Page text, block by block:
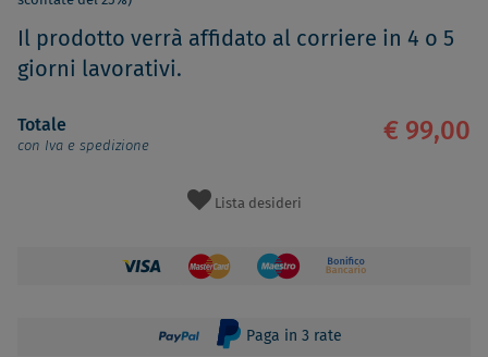
Il prodotto verrà affidato al corriere in 4 o 5
giorni lavorativi.
Totale
con Iva e spedizione
€ 99,00
Lista desideri
Paga in 3 rate